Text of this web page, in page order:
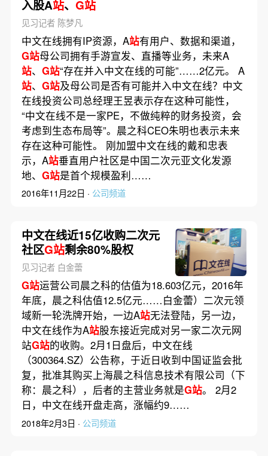
入股A站、 G站
见习记者 陈梦凡
中文在线拥有IP资源，A站有用户、数据和渠道，
G站母公司拥有手游宣发、直播等业务，未来A
站、 G站“存在并入中文在线的可能”……2亿元。 A
站、 G站及母公司是否有可能并入中文在线？中文
在线投资公司总经理王昱表示存在这种可能性，
“中文在线不是一家PE，不做纯粹的财务投资，会
考虑到生态布局等”。晨之科CEO朱明也表示未来
存在这种可能性。 刚加盟中文在线的戴和忠表
示，A站垂直用户社区是中国二次元亚文化发源
地、 G站是首个规模盈利……
2016年11月22日 · 公司频道
中文在线近15亿收购二次元
社区G站剩余80%股权
见习记者 白金蕾
G站运营公司晨之科的估值为18.603亿元，2016年
年底，晨之科估值12.5亿元……白金蕾）二次元领
域新一轮洗牌开始，一边A站无法登陆，另一边，
中文在线作为A站股东接近完成对另一家二次元网
站G站的收购。2月1日盘后，中文在线
（300364.SZ）公告称，于近日收到中国证监会批
复，批准其购买上海晨之科信息技术有限公司（下
称：晨之科），后者的主营业务就是G站。 2月2
日，中文在线开盘走高，涨幅约9……
2018年2月3日 · 公司频道